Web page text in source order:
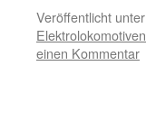
Veröffentlicht unter
Elektrolokomotiven
einen Kommentar